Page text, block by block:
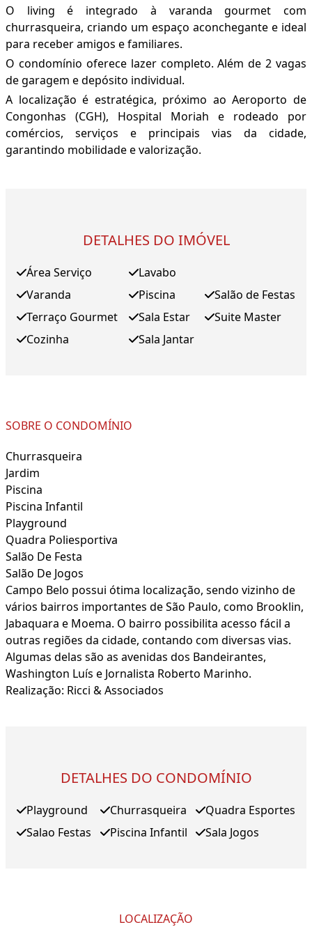
O living é integrado à varanda gourmet com
churrasqueira, criando um espaço aconchegante e ideal
para receber amigos e familiares.
O condomínio oferece lazer completo. Além de 2 vagas
de garagem e depósito individual.
A localização é estratégica, próximo ao Aeroporto de
Congonhas (CGH), Hospital Moriah e rodeado por
comércios, serviços e principais vias da cidade,
garantindo mobilidade e valorização.
DETALHES DO IMÓVEL
Área Serviço
Varanda
Terraço Gourmet
Cozinha
Lavabo
Piscina
Sala Estar
Sala Jantar
Salão de Festas
Suite Master
SOBRE O CONDOMÍNIO
Churrasqueira
Jardim
Piscina
Piscina Infantil
Playground
Quadra Poliesportiva
Salão De Festa
Salão De Jogos
Campo Belo possui ótima localização, sendo vizinho de
vários bairros importantes de São Paulo, como Brooklin,
Jabaquara e Moema. O bairro possibilita acesso fácil a
outras regiões da cidade, contando com diversas vias.
Algumas delas são as avenidas dos Bandeirantes,
Washington Luís e Jornalista Roberto Marinho.
Realização: Ricci & Associados
DETALHES DO CONDOMÍNIO
Playground
Salao Festas
Churrasqueira
Piscina Infantil
Quadra Esportes
Sala Jogos
LOCALIZAÇÃO